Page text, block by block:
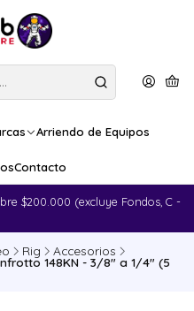
Arriendo de Equipos
Contacto
$200.000 (excluye Fondos, C -
Rig Accesorios
148KN - 3/8" a 1/4" (5